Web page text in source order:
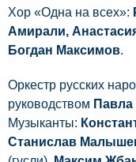
Хор «Одна на всех»:
Амирали,
Богдан Максимов.
Оркестр русских
руководством Павла
Музыканты:
Станислав